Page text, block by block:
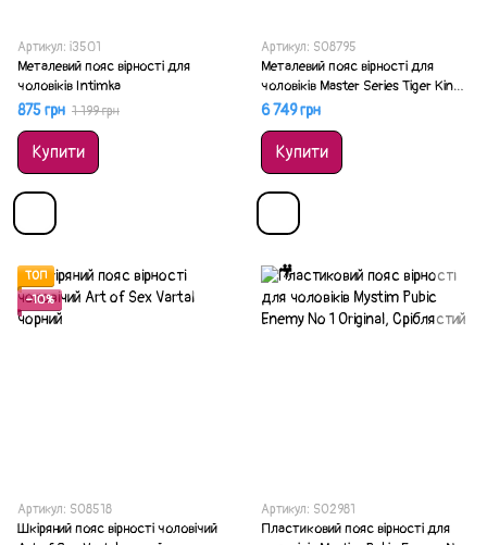
Артикул: i3501
Металевий пояс вірності для
чоловіків Intіmka
875 грн 1 199 грн
Купити
Артикул: SO8795
Металевий пояс вірності для
чоловіків Master Series Tiger King
Cock Cage With Lock
6 749 грн
Купити
ТОП
−10%
Артикул: SO8518
Шкіряний пояс вірності чоловічий
Артикул: SO2981
Пластиковий пояс вірності для